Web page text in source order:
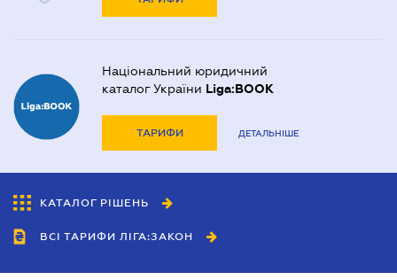
Національний юридичний
каталог України Liga:BOOK
ТАРИФИ ДЕТАЛЬНІШЕ
КАТАЛОГ РІШЕНЬ
ВСІ ТАРИФИ ЛІГА:ЗАКОН